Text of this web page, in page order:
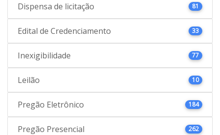
Dispensa de licitação 81
Edital de Credenciamento 33
Inexigibilidade 77
Leilão 10
Pregão Eletrônico 184
Pregão Presencial 262